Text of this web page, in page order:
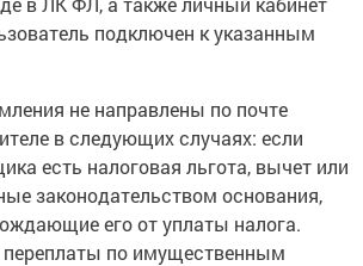
подключен к указанным
не направлены по почте
в следующих случаях: если
есть налоговая льгота, вычет или
законодательством основания,
его от уплаты налога.
переплаты по имущественным